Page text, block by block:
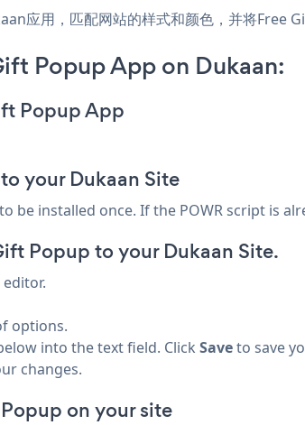
应用，匹配网站的样式和颜色，并将Free
Popup App on Dukaan:
Popup App
your Dukaan Site
be installed once. If the POWR script is
Popup to your Dukaan Site.
options.
into the text field. Click Saveto save
changes.
on your site